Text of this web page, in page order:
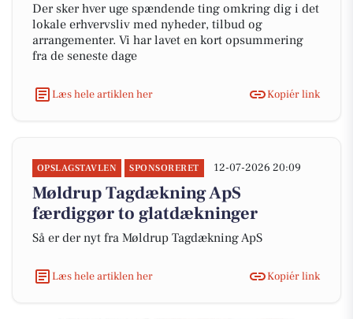
Der sker hver uge spændende ting omkring dig i det
lokale erhvervsliv med nyheder, tilbud og
arrangementer. Vi har lavet en kort opsummering
fra de seneste dage
Læs hele artiklen her Kopiér link
OPSLAGSTAVLEN SPONSORERET 12-07-2026 20:09
Møldrup Tagdækning ApS
færdiggør to glatdækninger
Så er der nyt fra Møldrup Tagdækning ApS
Læs hele artiklen her Kopiér link